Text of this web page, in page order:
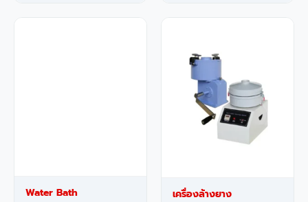
Water Bath เครื่องล้างยาง